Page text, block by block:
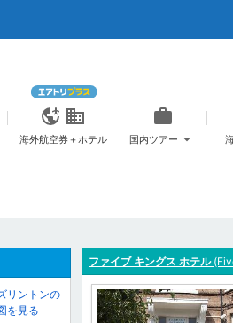
海外航空券＋ホテル 国内ツアー
ファイブ キングス ホテル
リントンの
を見る